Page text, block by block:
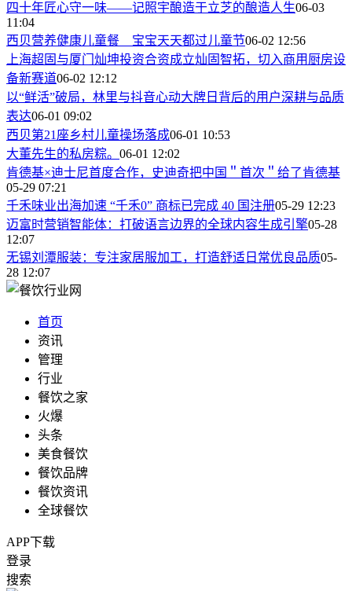
四十年匠心守一味——记照宇酿造于立芝的酿造人生06-03
11:04
西贝营养健康儿童餐 宝宝天天都过儿童节06-02 12:56
上海超固与厦门灿坤投资合资成立灿固智拓，切入商用厨房设
备新赛道06-02 12:12
以“鲜活”破局，林里与抖音心动大牌日背后的用户深耕与品质
表达06-01 09:02
西贝第21座乡村儿童操场落成06-01 10:53
大董先生的私房粽。 06-01 12:02
肯德基×迪士尼首度合作，史迪奇把中国＂首次＂给了肯德基
05-29 07:21
千禾味业出海加速 “千禾0” 商标已完成 40 国注册05-29 12:23
迈富时营销智能体：打破语言边界的全球内容生成引擎05-28
12:07
无锡刘潭服装：专注家居服加工，打造舒适日常优良品质05-
28 12:07
首页
资讯
管理
行业
餐饮之家
火爆
头条
美食餐饮
餐饮品牌
餐饮资讯
全球餐饮
APP下载
登录
搜索